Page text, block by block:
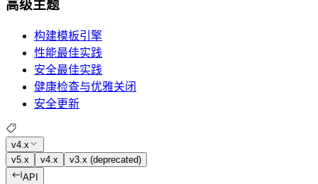
高级主题
构建模板引擎
性能最佳实践
安全最佳实践
健康检查与优雅关闭
安全更新
v4.x
v5.x
v4.x
v3.x (deprecated)
API